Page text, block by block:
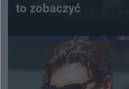
to zobaczyć